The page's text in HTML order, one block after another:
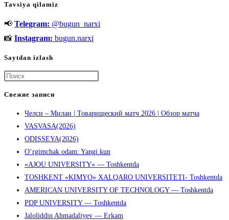
Tavsiya qilamiz
📢 Telegram: @bugun_narxi
📸 Instagram: bugun.narxi
Saytdan izlash
чтобы
поиска.
Свежие записи
Челси – Милан | Товарищеский матч 2026 | Обзор матча
VASVASA(2026)
ODISSEYA(2026)
O‘rgimchak odam: Yangi kun
«AJOU UNIVERSITY» — Toshkentda
TOSHKENT «KIMYO» XALQARO UNIVERSITETI- Toshkentda
AMERICAN UNIVERSITY OF TECHNOLOGY — Toshkentda
PDP UNIVERSITY — Toshkentda
Jaloliddin Ahmadaliyev — Erkam